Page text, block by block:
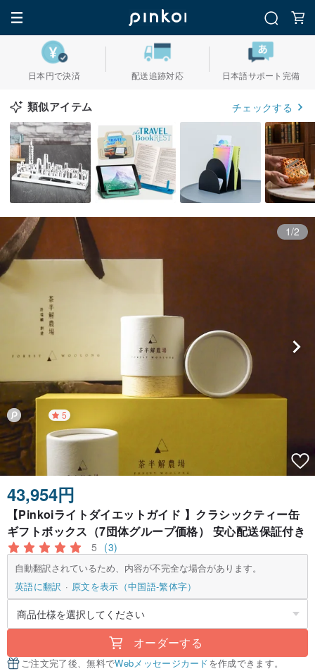
日本円で決済 配送追跡対応 日本語サポート完備
類似アイテム チェックする
1/2
5
43,954円
【Pinkoiライトダイエットガイド 】クラシックティー缶
ギフトボックス（7団体グループ価格） 安心配送保証付き
5 (3)
自動翻訳されているため、内容が不完全な場合があります。
英語に翻訳
原文を表示（中国語-繁体字）
オーダーする
ご注文完了後、無料でWebメッセージカードを作成できます。